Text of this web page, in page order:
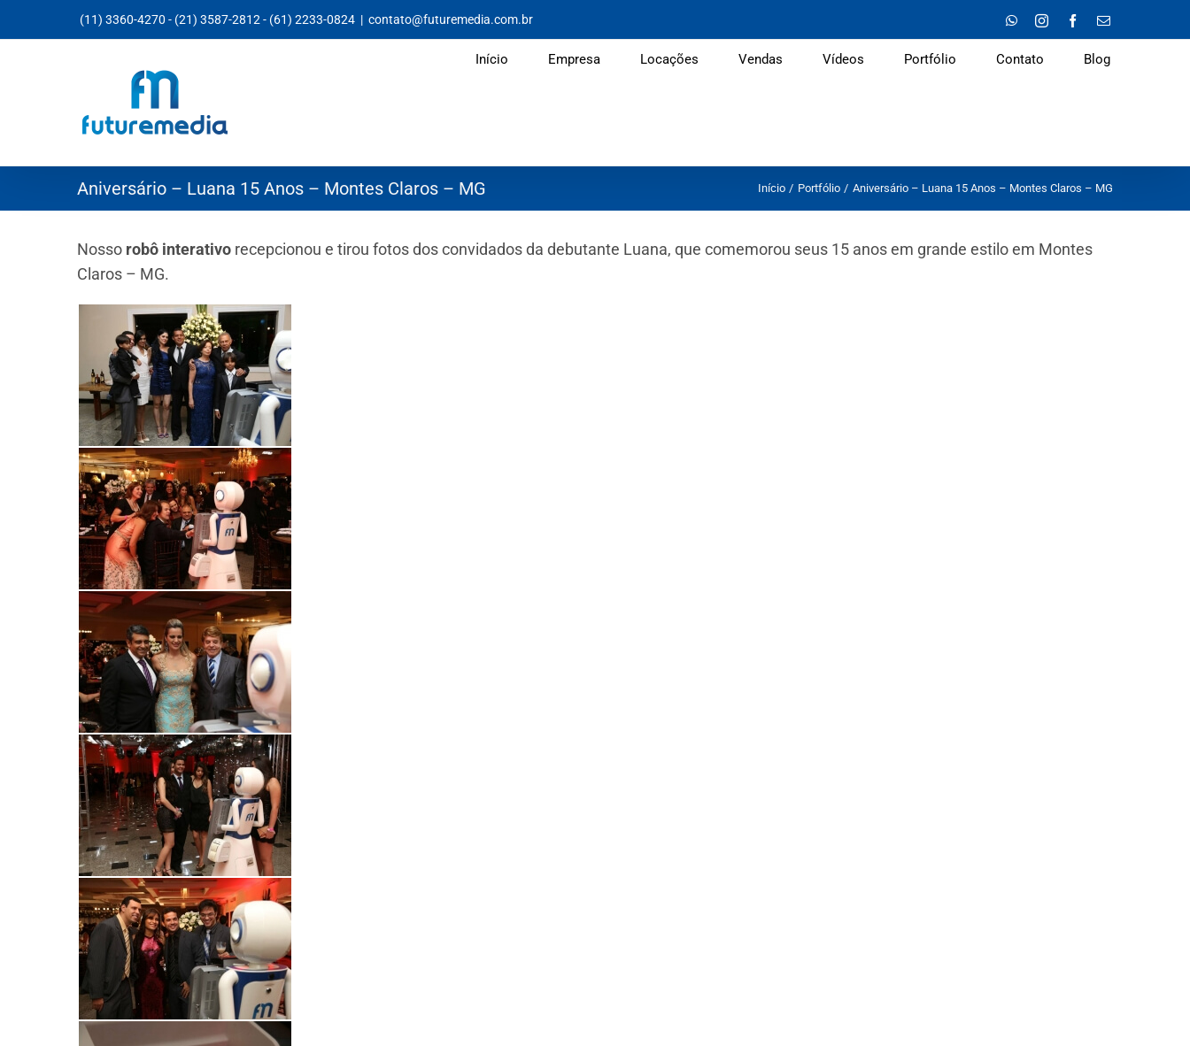
para
(11) 3360-4270 - (21) 3587-2812 - (61) 2233-0824 | contato@futuremedia.com.br WhatsAppInstagramFacebook
E-
Início Empresa Locações Vendas Vídeos Portfólio Contato Blog
Aniversário – Luana 15 Anos – Montes Claros – MG Início Portfólio Aniversário – Luana 15 Anos – Montes Claros – MG
Nosso robô interativo recepcionou e tirou fotos dos convidados da debutante Luana, que comemorou seus 15 anos em grande estilo em Montes
Claros – MG.